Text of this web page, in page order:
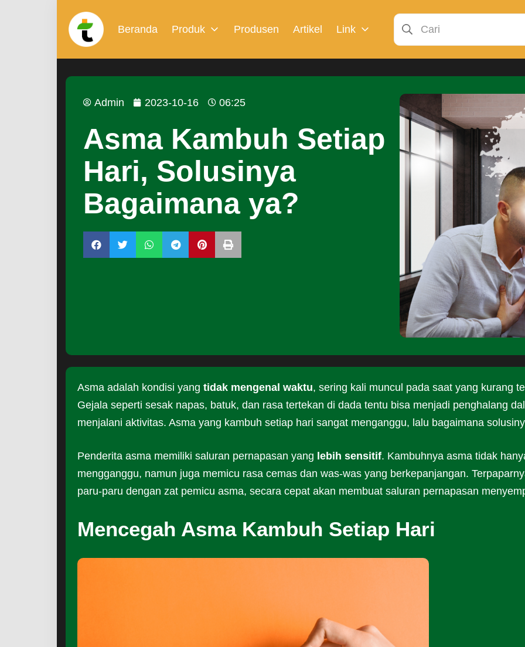
Beranda Produk Produsen Artikel Link
Admin 2023-10-16 06:25
Asma Kambuh Setiap
Hari, Solusinya
Bagaimana ya?
Asma adalah kondisi yang tidak mengenal waktu, sering kali muncul pada saat yang kurang
Gejala seperti sesak napas, batuk, dan rasa tertekan di dada tentu bisa menjadi penghalang
menjalani aktivitas. Asma yang kambuh setiap hari sangat menganggu, lalu bagaimana
Penderita asma memiliki saluran pernapasan yang lebih sensitif. Kambuhnya asma tidak
mengganggu, namun juga memicu rasa cemas dan was-was yang berkepanjangan.
paru-paru dengan zat pemicu asma, secara cepat akan membuat saluran pernapasan
Mencegah Asma Kambuh Setiap Hari